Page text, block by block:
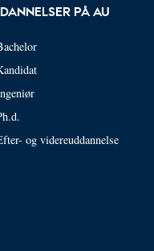
PÅ AU
og videreuddannelse